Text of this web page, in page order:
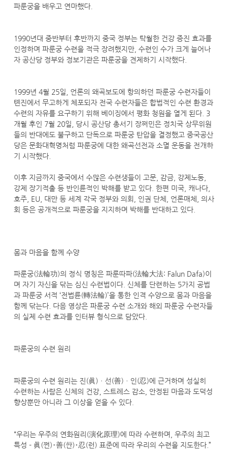
파룬궁을 배우고 연마했다.
1990년대 중반부터 후반까지 중국 정부는 탁월한 건강 증진 효과를
인정하며 파룬궁 수련을 적극 장려했지만, 수련인 수가 크게 늘어나
자 공산당 정부와 정보기관은 파룬궁을 견제하기 시작했다.
1999년 4월 25일, 언론의 왜곡보도에 항의하던 파룬궁 수련자들이
톈진에서 무고하게 체포되자 전국 수련자들은 합법적인 수련 환경과
수련의 자유를 요구하기 위해 베이징에서 평화 청원을 열게 된다. 3
개월 후인 7월 20일, 당시 공산당 총서기 장쩌민은 정치국 상무위원
들의 반대에도 불구하고 단독으로 파룬궁 탄압을 결정했고 중국공산
당은 문화대혁명처럼 파룬궁에 대한 왜곡선전과 소멸 운동을 전개하
기 시작했다.
이후 지금까지 중국에서 수많은 수련생들이 고문, 감금, 강제노동,
강제 장기적출 등 반인륜적인 박해를 받고 있다. 한편 미국, 캐나다,
호주, EU, 대만 등 세계 각국 정부와 의회, 인권 단체, 언론매체, 의사
회 등은 공개적으로 파룬궁을 지지하며 박해를 반대하고 있다.
몸과 마음을 함께 수양
파룬궁(法輪功)의 정식 명칭은 파룬따파(法輪大法: Falun Dafa)이
며 자기 자신을 닦는 심신 수련법이다. 신체를 단련하는 5가지 공법
과 파룬궁 서적 ‘전법륜(轉法輪)’을 통한 인격 수양으로 몸과 마음을
함께 닦는다. 다음 영상은 파룬궁 수련 소개와 해외 파룬궁 수련자들
의 실제 수련 효과를 인터뷰 형식으로 담았다.
파룬궁의 수련 원리
파룬궁의 수련 원리는 진(眞)ㆍ선(善)ㆍ인(忍)에 근거하며 성실히
수련하는 사람은 신체의 건강, 스트레스 감소, 안정된 마음과 도덕성
향상뿐만 아니라 그 이상을 얻을 수 있다.
“우리는 우주의 연화원리(演化原理)에 따라 수련하며, 우주의 최고
특성－眞(쩐)･善(싼)･忍(런) 표준에 따라 우리의 수련을 지도한다.”